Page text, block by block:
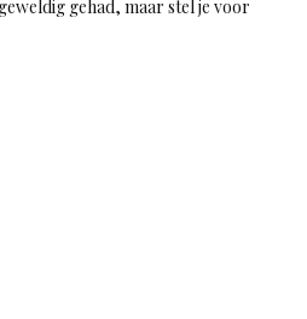
gehad, maar stel je voor